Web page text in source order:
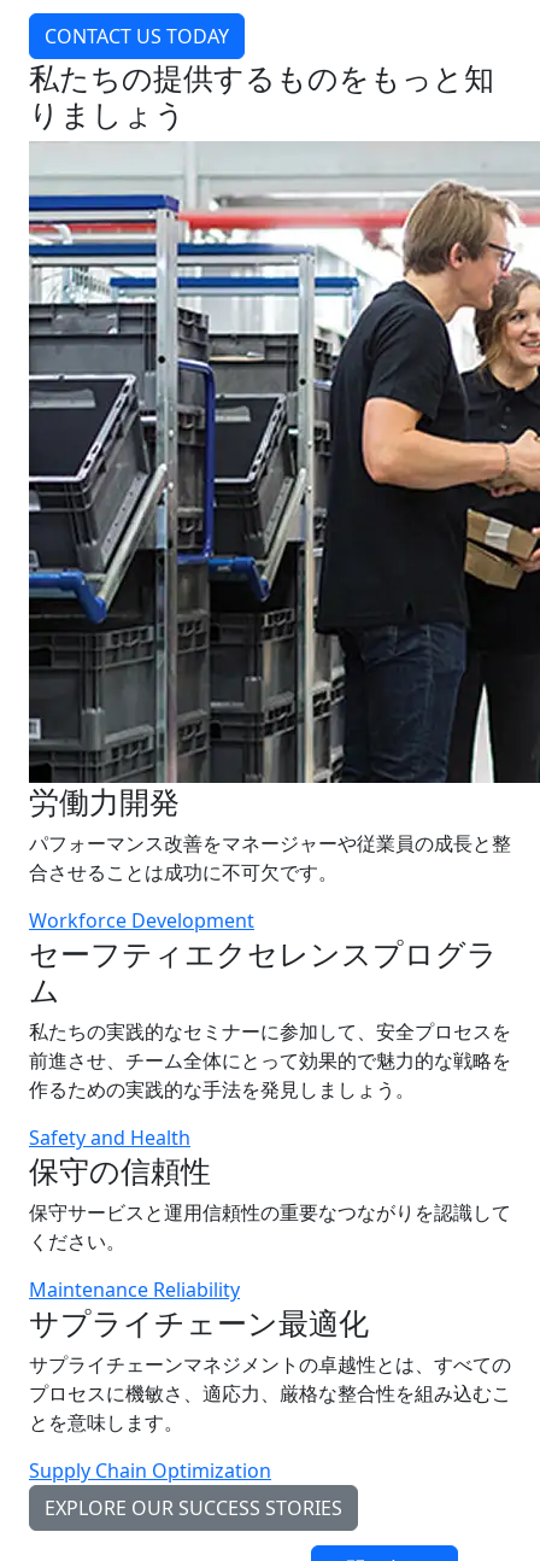
CONTACT US TODAY
私たちの提供するものをもっと知
りましょう
労働力開発
パフォーマンス改善をマネージャーや従業員の成長と整
合させることは成功に不可欠です。
Workforce Development
セーフティエクセレンスプログラ
ム
私たちの実践的なセミナーに参加して、安全プロセスを
前進させ、チーム全体にとって効果的で魅力的な戦略を
作るための実践的な手法を発見しましょう。
Safety and Health
保守の信頼性
保守サービスと運用信頼性の重要なつながりを認識して
ください。
Maintenance Reliability
サプライチェーン最適化
サプライチェーンマネジメントの卓越性とは、すべての
プロセスに機敏さ、適応力、厳格な整合性を組み込むこ
とを意味します。
Supply Chain Optimization
EXPLORE OUR SUCCESS STORIES